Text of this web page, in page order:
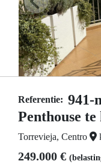
Referentie: 941-
Penthouse te
Torrevieja, Centro
249.000 €